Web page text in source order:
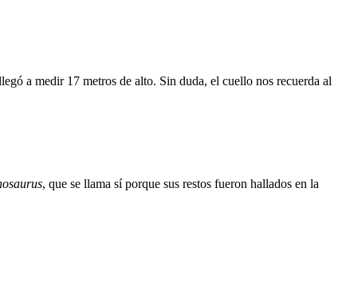
a medir 17 metros de alto. Sin duda, el cuello nos recuerda al
, que se llama sí porque sus restos fueron hallados en la